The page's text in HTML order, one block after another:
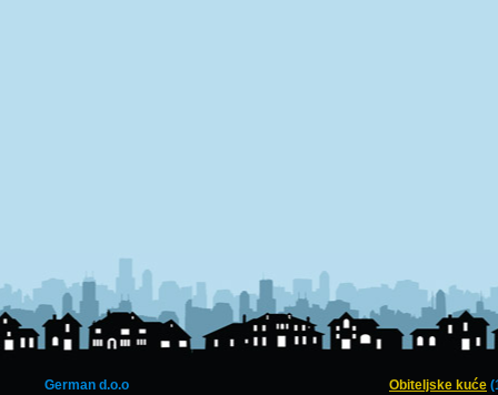
German d.o.o
Obiteljske kuće